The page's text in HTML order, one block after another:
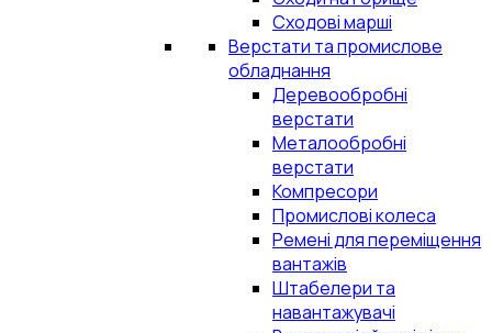
Сходові марші
Верстати та промислове
обладнання
Деревообробні
верстати
Металообробні
верстати
Компресори
Промислові колеса
Ремені для переміщення
вантажів
Штабелери та
навантажувачі